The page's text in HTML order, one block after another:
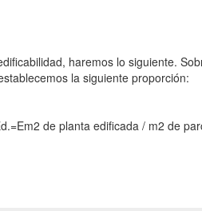
haremos lo siguiente.
la siguiente proporción:
edificada / m2 de